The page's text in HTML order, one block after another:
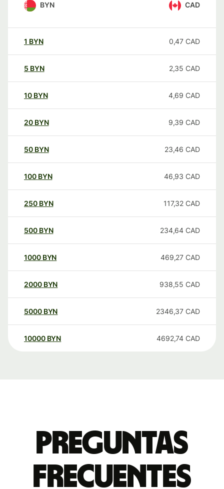
BYN CAD
1 BYN 0,47 CAD
5 BYN 2,35 CAD
10 BYN 4,69 CAD
20 BYN 9,39 CAD
50 BYN 23,46 CAD
100 BYN 46,93 CAD
250 BYN 117,32 CAD
500 BYN 234,64 CAD
1000 BYN 469,27 CAD
2000 BYN 938,55 CAD
5000 BYN 2346,37 CAD
10000 BYN 4692,74 CAD
Preguntas
frecuentes